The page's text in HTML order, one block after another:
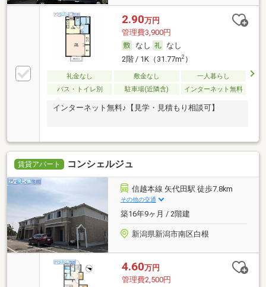
2.90万円
管理費3,900円
なし
なし
2階 / 1K（31.77m2）
礼金なし 敷金なし
一人暮らし
バス・トイレ別
駐車場(近隣含) インターネット無料
インターネット無料♪【見学・見積もり相談可】
賃貸アパート コンシェルジュ
信越本線 矢代田駅 徒歩7.8km
その他の交通
築16年9ヶ月 / 2階建
新潟県新潟市南区白根
4.60万円
管理費2,500円